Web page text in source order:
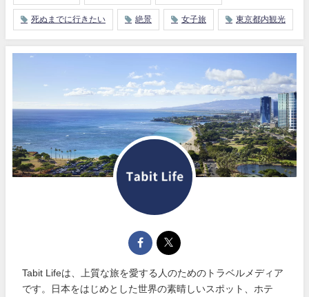
死ぬまでに行きたい 絶景 女子旅 東京都内観光
Tabit Lifeは、上質な旅を愛する人のためのトラベルメディア
です。日本をはじめとした世界の素晴しいスポット、ホテ